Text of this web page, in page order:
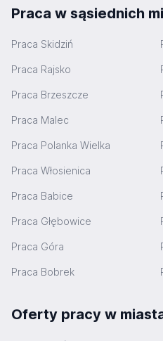
Praca w sąsiednich
Praca Skidziń
Praca Rajsko
Praca Brzeszcze
Praca Malec
Praca Polanka Wielka
Praca Włosienica
Praca Babice
Praca Głębowice
Praca Góra
Praca Bobrek
Oferty pracy w